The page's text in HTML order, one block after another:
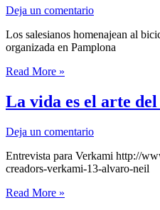
Deja un comentario
Los salesianos homenajean al
organizada en Pamplona
Diario
Navarra
Read More »
La vida es el arte
Deja un comentario
Entrevista para Verkami http://
creadors-verkami-13-alvaro-neil
La
Read More »